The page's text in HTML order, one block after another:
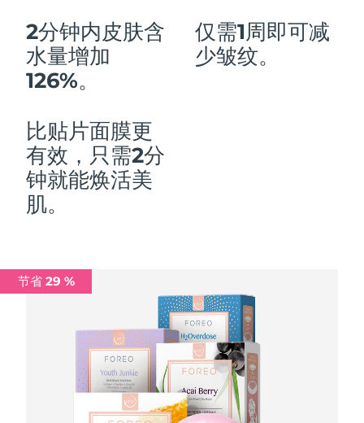
2分钟内皮肤含
水量增加
126%。
仅需1周即可减
少皱纹。
比贴片面膜更
有效，只需2分
钟就能焕活美
肌。
节省 29 %
卢森堡 预计送达日期8/10/26
中国澳门特别行政区
马来西亚
马耳他
墨西哥
荷兰
预计送达日期
预计送达日期
预计送达日期